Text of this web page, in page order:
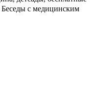
Беседы с медицинским